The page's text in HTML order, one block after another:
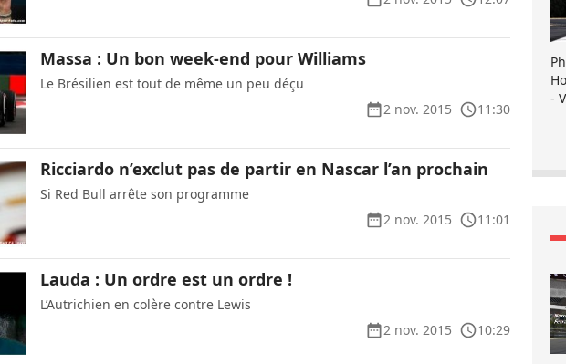
Massa : Un bon week-end pour Williams
Le Brésilien est tout de même un peu déçu
2 nov. 2015
11:30
Ricciardo n’exclut pas de partir en Nascar l’an prochain
Si Red Bull arrête son programme
2 nov. 2015
11:01
Lauda : Un ordre est un ordre !
L’Autrichien en colère contre Lewis
2 nov. 2015
10:29
-